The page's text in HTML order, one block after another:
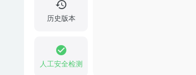
历史版本
人工安全检测